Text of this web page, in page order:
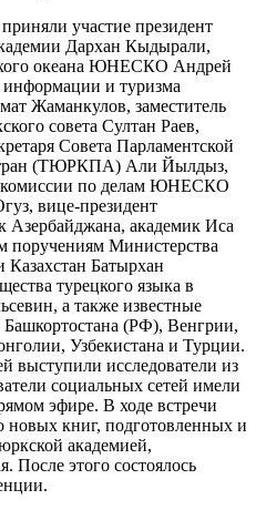
участие президент
Дархан Кыдырали,
океана ЮНЕСКО Андрей
и туризма
Жаманкулов, заместитель
совета Султан Раев,
Совета Парламентской
(ТЮРКПА) Али Йылдыз,
комиссии по делам ЮНЕСКО
вице-президент
Азербайджана, академик Иса
поручениям Министерства
Батырхан
турецкого языка в
а также известные
(РФ), Венгрии,
Узбекистана и Турции.
выступили исследователи из
социальных сетей имели
эфире. В ходе встречи
новых книг, подготовленных и
академией,
После этого состоялось